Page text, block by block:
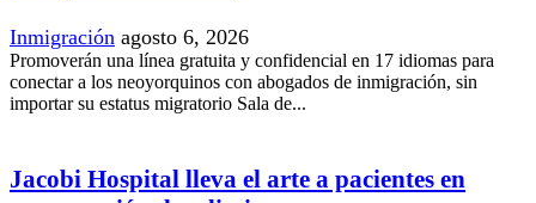
Inmigración agosto 6, 2026
Promoverán una línea gratuita y confidencial en 17 idiomas para
conectar a los neoyorquinos con abogados de inmigración, sin
importar su estatus migratorio Sala de...
Jacobi Hospital lleva el arte a pacientes en